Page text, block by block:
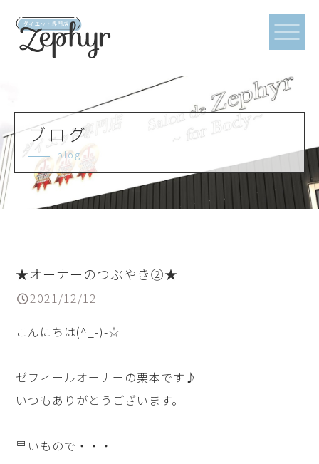
ブログ
blog
★オーナーのつぶやき②★
2021/12/12
こんにちは(^_-)-☆
ゼフィールオーナーの栗本です♪
いつもありがとうございます。
早いもので・・・